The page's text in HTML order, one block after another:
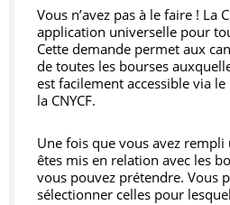
Vous n’avez pas à le faire ! La
application universelle pour
Cette demande permet aux
de toutes les bourses
est facilement accessible via
la CNYCF.
Une fois que vous avez
êtes mis en relation avec les
vous pouvez prétendre. Vous
sélectionner celles pour